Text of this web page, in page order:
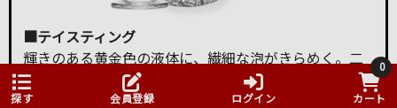
■テイスティング
輝きのある黄金色の液体に、繊細な泡がきらめく。二
次発酵で生まれるシャンパーニュの特徴的なブリオッ
シュの風味、バター、ローストアーモンドの風味が漂
探す 会員登録 ログイン
0
カート